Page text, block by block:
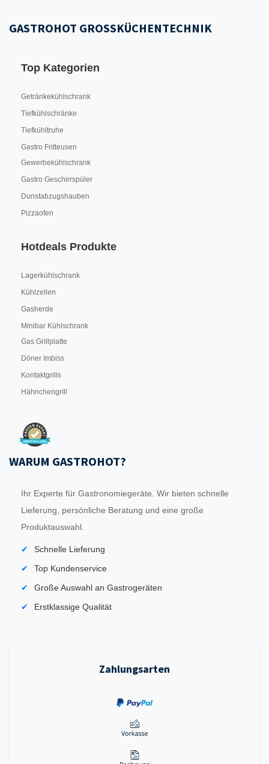
GASTROHOT GROSSKÜCHENTECHNIK
Top Kategorien
Getränkekühlschrank
Tiefkühlschränke
Tiefkühltruhe
Gastro Fritteusen
Gewerbekühlschrank
Gastro Geschirrspüler
Dunstabzugshauben
Pizzaofen
Hotdeals Produkte
Lagerkühlschrank
Kühlzellen
Gasherde
Minibar Kühlschrank
Gas Grillplatte
Döner Imbiss
Kontaktgrills
Hähnchengrill
WARUM GASTROHOT?
Ihr Experte für Gastronomiegeräte. Wir bieten schnelle
Lieferung, persönliche Beratung und eine große
Produktauswahl.
Schnelle Lieferung
Top Kundenservice
Große Auswahl an Gastrogeräten
Erstklassige Qualität
Zahlungsarten